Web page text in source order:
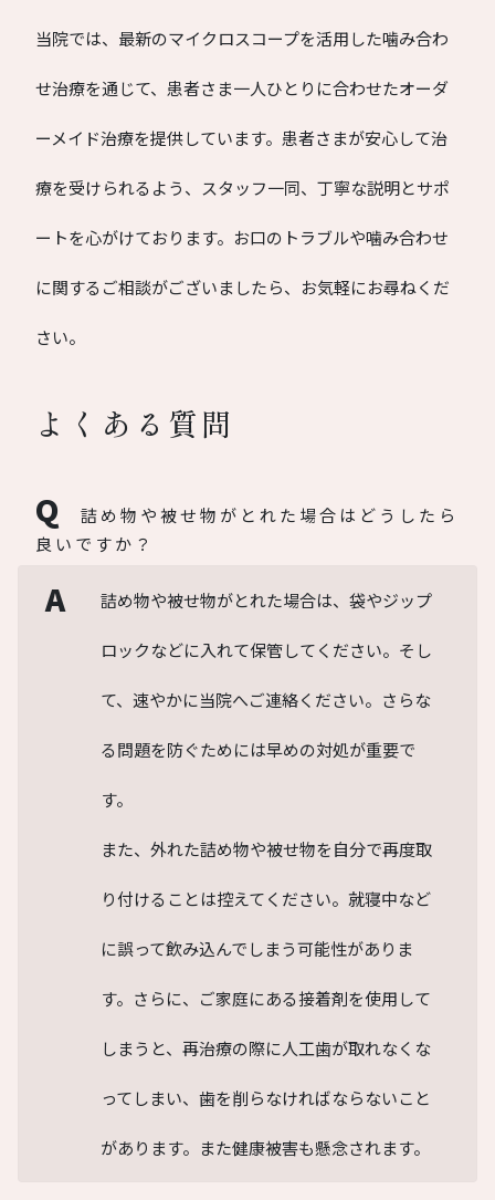
当院では、最新のマイクロスコープを活用した噛み合わ
せ治療を通じて、患者さま一人ひとりに合わせたオーダ
ーメイド治療を提供しています。患者さまが安心して治
療を受けられるよう、スタッフ一同、丁寧な説明とサポ
ートを心がけております。お口のトラブルや噛み合わせ
に関するご相談がございましたら、お気軽にお尋ねくだ
さい。
よくある質問
Q
詰め物や被せ物がとれた場合はどうしたら
良いですか？
A 詰め物や被せ物がとれた場合は、袋やジップ
ロックなどに入れて保管してください。そし
て、速やかに当院へご連絡ください。さらな
る問題を防ぐためには早めの対処が重要で
す。
また、外れた詰め物や被せ物を自分で再度取
り付けることは控えてください。就寝中など
に誤って飲み込んでしまう可能性がありま
す。さらに、ご家庭にある接着剤を使用して
しまうと、再治療の際に人工歯が取れなくな
ってしまい、歯を削らなければならないこと
があります。また健康被害も懸念されます。